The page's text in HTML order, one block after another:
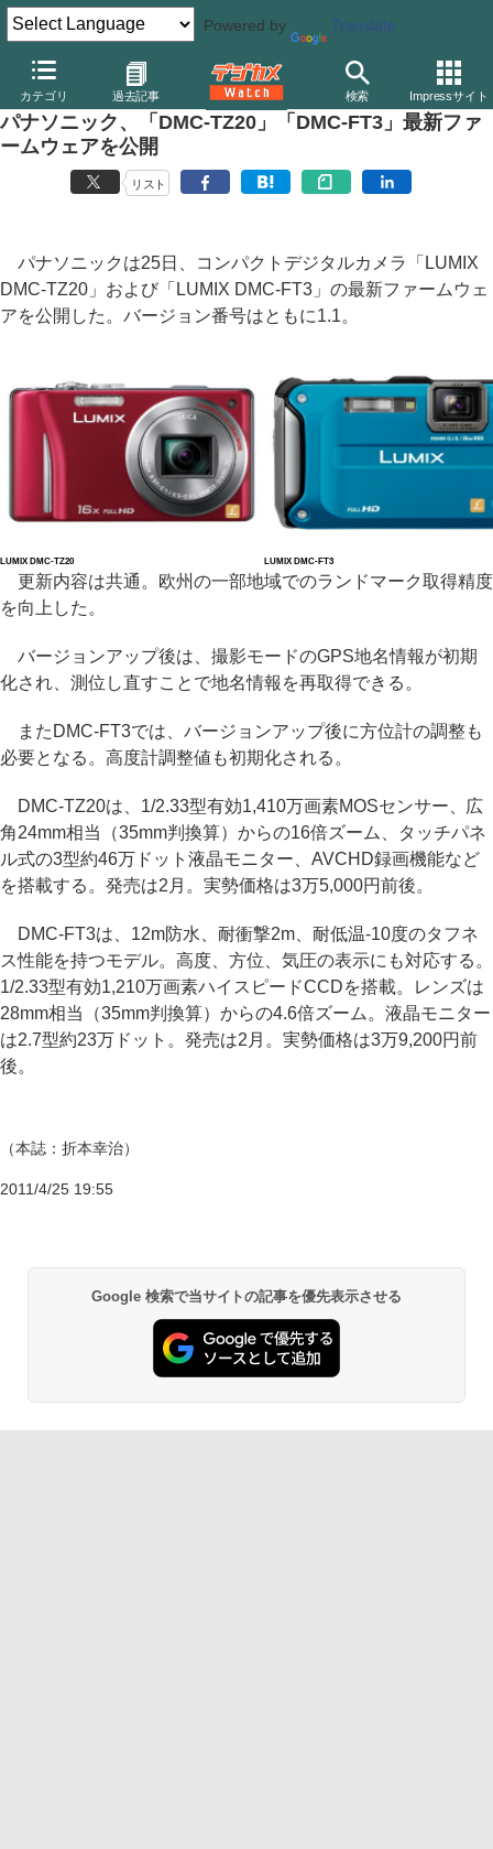
Powered by Translate
カテゴリ 過去記事 検索 Impressサイト
デジカメ Watch カメラ レンズ一体型（コンパクト）カメラ パ
パナソニック、「DMC-TZ20」「DMC-FT3」最新ファ
ームウェアを公開
リスト
パナソニックは25日、コンパクトデジタルカメラ「LUMIX
DMC-TZ20」および「LUMIX DMC-FT3」の最新ファームウェ
アを公開した。バージョン番号はともに1.1。
LUMIX DMC-TZ20 LUMIX DMC-FT3
更新内容は共通。欧州の一部地域でのランドマーク取得精度
を向上した。
バージョンアップ後は、撮影モードのGPS地名情報が初期
化され、測位し直すことで地名情報を再取得できる。
またDMC-FT3では、バージョンアップ後に方位計の調整も
必要となる。高度計調整値も初期化される。
DMC-TZ20は、1/2.33型有効1,410万画素MOSセンサー、広
角24mm相当（35mm判換算）からの16倍ズーム、タッチパネ
ル式の3型約46万ドット液晶モニター、AVCHD録画機能など
を搭載する。発売は2月。実勢価格は3万5,000円前後。
DMC-FT3は、12m防水、耐衝撃2m、耐低温-10度のタフネ
ス性能を持つモデル。高度、方位、気圧の表示にも対応する。
1/2.33型有効1,210万画素ハイスピードCCDを搭載。レンズは
28mm相当（35mm判換算）からの4.6倍ズーム。液晶モニター
は2.7型約23万ドット。発売は2月。実勢価格は3万9,200円前
後。
（本誌：折本幸治）
2011/4/25 19:55
Google 検索で当サイトの記事を優先表示させる